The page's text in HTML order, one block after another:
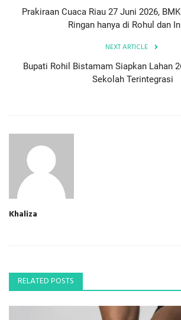
Prakiraan Cuaca Riau 27 Juni 2026,
Ringan hanya di Rohul dan
NEXT ARTICLE
Bupati Rohil Bistamam Siapkan Lahan
Sekolah Terintegrasi
Khaliza
RELATED POSTS